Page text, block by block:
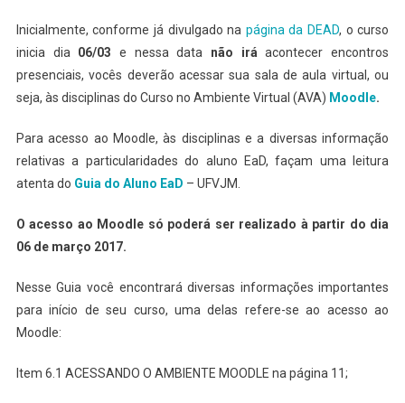
Inicialmente, conforme já divulgado na página da DEAD, o curso
inicia dia 06/03 e nessa data não irá acontecer encontros
presenciais, vocês deverão acessar sua sala de aula virtual, ou
seja, às disciplinas do Curso no Ambiente Virtual (AVA) Moodle.
Para acesso ao Moodle, às disciplinas e a diversas informação
relativas a particularidades do aluno EaD, façam uma leitura
atenta do Guia do Aluno EaD – UFVJM.
O acesso ao Moodle só poderá ser realizado à partir do dia
06 de março 2017.
Nesse Guia você encontrará diversas informações importantes
para início de seu curso, uma delas refere-se ao acesso ao
Moodle:
Item 6.1 ACESSANDO O AMBIENTE MOODLE na página 11;